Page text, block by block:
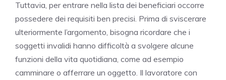
Tuttavia, per entrare nella lista dei beneficiari occorre
possedere dei requisiti ben precisi. Prima di sviscerare
ulteriormente l’argomento, bisogna ricordare che i
soggetti invalidi hanno difficoltà a svolgere alcune
funzioni della vita quotidiana, come ad esempio
camminare o afferrare un oggetto. Il lavoratore con